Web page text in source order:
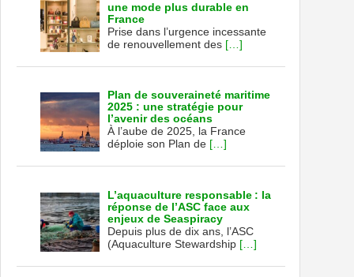
une mode plus durable en
France
Prise dans l’urgence incessante
de renouvellement des […]
Plan de souveraineté maritime
2025 : une stratégie pour
l’avenir des océans
À l’aube de 2025, la France
déploie son Plan de […]
L’aquaculture responsable : la
réponse de l’ASC face aux
enjeux de Seaspiracy
Depuis plus de dix ans, l’ASC
(Aquaculture Stewardship […]